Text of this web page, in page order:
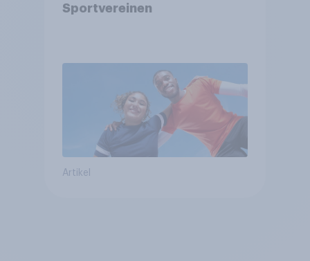
Sportvereinen
Artikel